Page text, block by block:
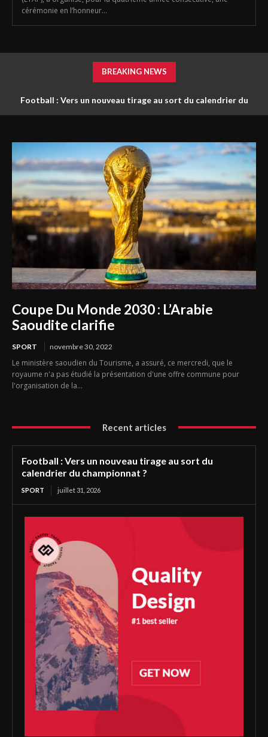
cérémonie en l’honneur...
BREAKING NEWS
Football : Vers un nouveau tirage au sort du calendrier du
Coupe Du Monde 2030 : L’Arabie
Saoudite clarifie
SPORT novembre 30, 2022
Le ministère saoudien du Tourisme, a assuré, ce mercredi, que le
royaume n'a pas étudié la présentation d'une offre commune pour
l'organisation de la...
Recent articles
Football : Vers un nouveau tirage au sort du
calendrier du championnat ?
SPORT juillet 31, 2026